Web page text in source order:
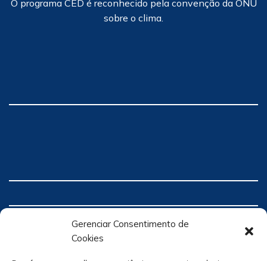
Gerenciar Consentimento de
Cookies
O programa CED é reconhecido pela convenção da ONU
sobre o clima.